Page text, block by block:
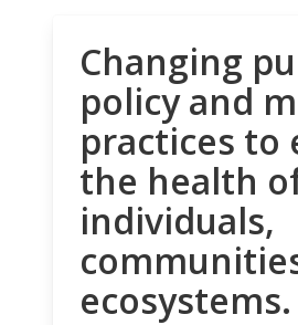
Changing
policy and
practices to
the health
individuals,
ecosystems.